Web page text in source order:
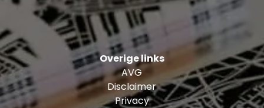
Overige links
AVG
Disclaimer
Privacy